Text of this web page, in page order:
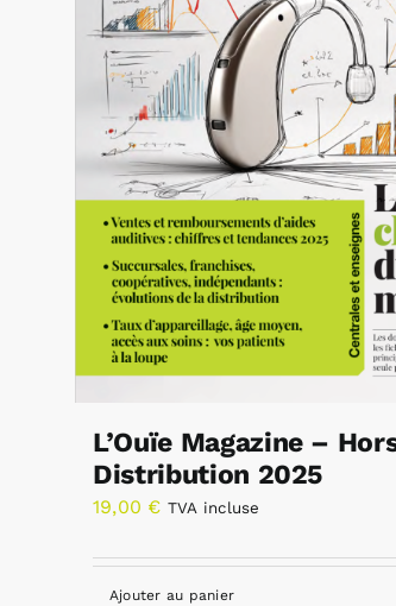
L’Ouïe Magazine –
Distribution 2025
19,00 € TVA incluse
Ajouter au panier